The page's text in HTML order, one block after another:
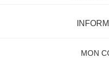
MON